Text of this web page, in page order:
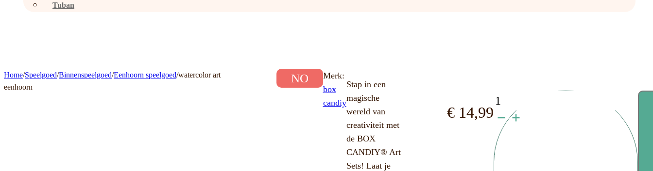
Tuban
Home/Speelgoed/Binnenspeelgoed/Eenhoorn speelgoed/watercolor art
eenhoorn
NO
Merk:
box
candiy
Stap in een
magische
wereld van
creativiteit met
de BOX
CANDIY® Art
Sets! Laat je
€14,99
watercolor
art
eenhoorn
aantal